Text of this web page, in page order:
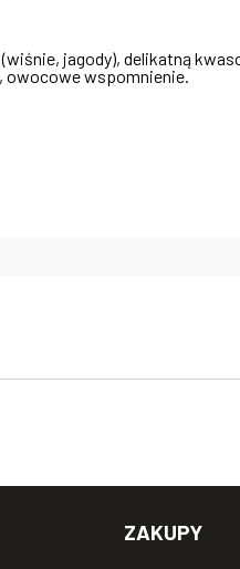
jagody), delikatną
owocowe wspomnienie.
ZAKUPY